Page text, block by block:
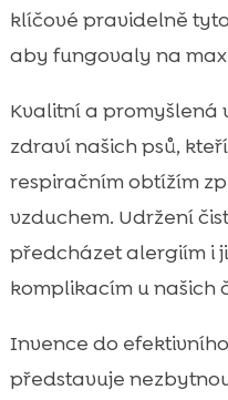
klíčové pravidelně
aby fungovaly na
Kvalitní a promyšlená
zdraví našich psů,
respiračním obtížím
vzduchem. Udržení
předcházet alergiím i
komplikacím u našich
Invence do
představuje